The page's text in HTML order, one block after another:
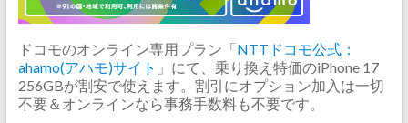
ドコモのオンライン専用プラン「NTTドコモ公式：
ahamo(アハモ)サイト 」にて、乗り換え特価のiPhone 17
256GBが割安で使えます。割引にオプション加入は一切
不要＆オンラインなら事務手数料も不要です。